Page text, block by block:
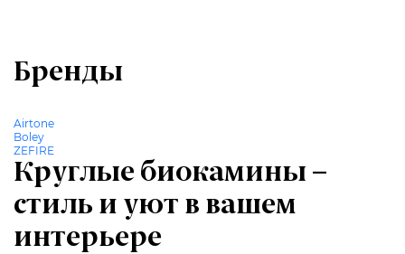
Бренды
Airtone
Boley
ZEFIRE
Круглые биокамины –
стиль и уют в вашем
интерьере